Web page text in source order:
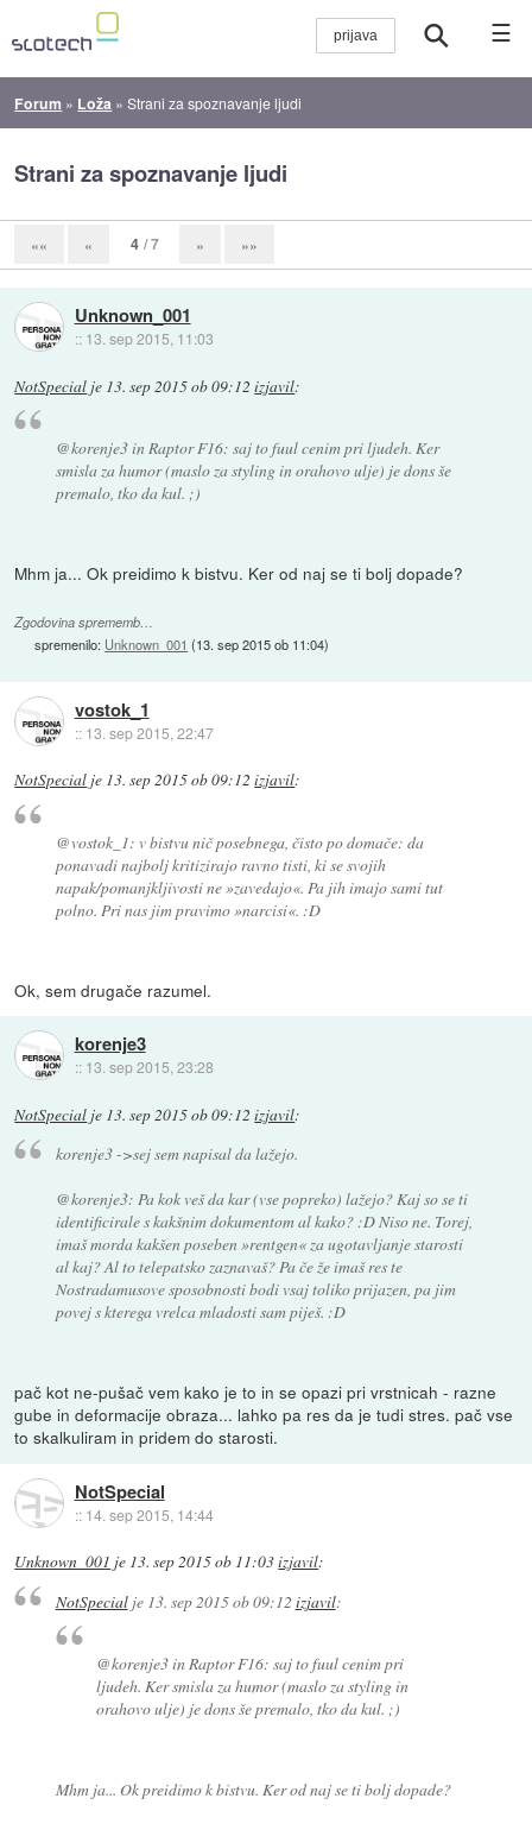
☰
Forum » Loža »Strani za spoznavanje ljudi
Strani za spoznavanje ljudi
«« « 4 / 7 » »»
Unknown_001
:: 13. sep 2015, 11:03
NotSpecial je 13. sep 2015 ob 09:12 izjavil:
@korenje3 in Raptor F16: saj to fuul cenim pri ljudeh. Ker
smisla za humor (maslo za styling in orahovo ulje) je dons še
premalo, tko da kul. ;)
Mhm ja... Ok preidimo k bistvu. Ker od naj se ti bolj dopade?
Zgodovina sprememb…
spremenilo: Unknown_001 (13. sep 2015 ob 11:04)
vostok_1
:: 13. sep 2015, 22:47
NotSpecial je 13. sep 2015 ob 09:12 izjavil:
@vostok_1: v bistvu nič posebnega, čisto po domače: da
ponavadi najbolj kritizirajo ravno tisti, ki se svojih
napak/pomanjkljivosti ne »zavedajo«. Pa jih imajo sami tut
polno. Pri nas jim pravimo »narcisi«. :D
Ok, sem drugače razumel.
korenje3
:: 13. sep 2015, 23:28
NotSpecial je 13. sep 2015 ob 09:12 izjavil:
korenje3 ->sej sem napisal da lažejo.
@korenje3: Pa kok veš da kar (vse popreko) lažejo? Kaj so se ti
identificirale s kakšnim dokumentom al kako? :D Niso ne. Torej,
imaš morda kakšen poseben »rentgen« za ugotavljanje starosti
al kaj? Al to telepatsko zaznavaš? Pa če že imaš res te
Nostradamusove sposobnosti bodi vsaj toliko prijazen, pa jim
povej s kterega vrelca mladosti sam piješ. :D
pač kot ne-pušač vem kako je to in se opazi pri vrstnicah - razne
gube in deformacije obraza... lahko pa res da je tudi stres. pač vse
to skalkuliram in pridem do starosti.
NotSpecial
:: 14. sep 2015, 14:44
Unknown_001 je 13. sep 2015 ob 11:03izjavil:
NotSpecialje 13. sep 2015 ob 09:12 izjavil:
@korenje3 in Raptor F16: saj to fuul cenim pri
ljudeh. Ker smisla za humor (maslo za styling in
orahovo ulje) je dons še premalo, tko da kul. ;)
Mhm ja... Ok preidimo k bistvu. Ker od naj se ti bolj dopade?